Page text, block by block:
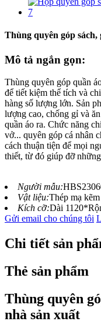
Thùng quyên góp sách,
Mô tả ngắn gọn:
Thùng quyên góp quần
để tiết kiệm thể tích và
hàng số lượng lớn. Sản
lượng cao, chống gỉ và
quần áo ra. Chức năng
vở... quyên góp cá nhân
cách thuận tiện để mọi
thiết, từ đó giúp đỡ
Người mẫu:
Vật liệu:Thép mạ kẽm
Kích cỡ:Dài
Gửi email cho chúng tôi
Chi tiết sản
Thẻ sản phẩm
Thùng quyên
nhà sản xuất